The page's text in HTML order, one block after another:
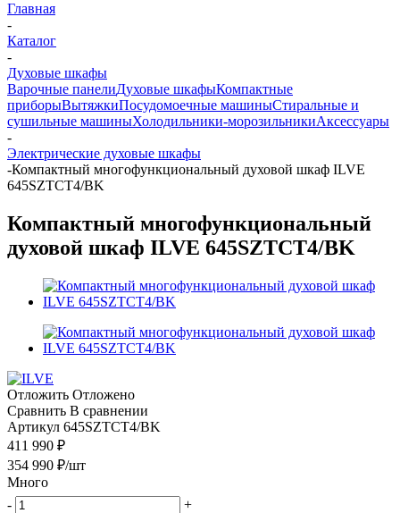
Главная
-
Каталог
-
Духовые шкафы
Варочные панелиДуховые шкафыКомпактные
приборыВытяжкиПосудомоечные машиныСтиральные и
сушильные машиныХолодильники-морозильникиАксессуары
-
Электрические духовые шкафы
-Компактный многофункциональный духовой шкаф ILVE
645SZTCT4/BK
Компактный многофункциональный
духовой шкаф ILVE 645SZTCT4/BK
Отложить Отложено
Сравнить В сравнении
Артикул 645SZTCT4/BK
411 990 ₽
354 990 ₽/шт
Много
-
+